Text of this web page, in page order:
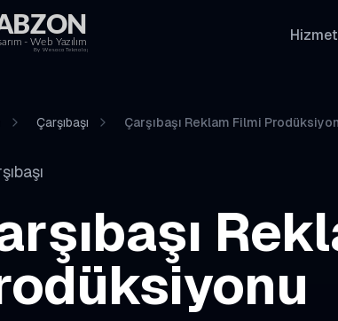
Çarşıbaşı Çarşıbaşı Reklam Filmi